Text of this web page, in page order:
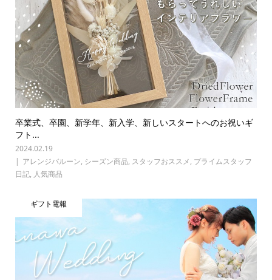
卒業式、卒園、新学年、新入学、新しいスタートへのお祝いギ
フト...
2024.02.19
アレンジバルーン, シーズン商品, スタッフおススメ, プライムスタッフ
日記, 人気商品
ギフト電報